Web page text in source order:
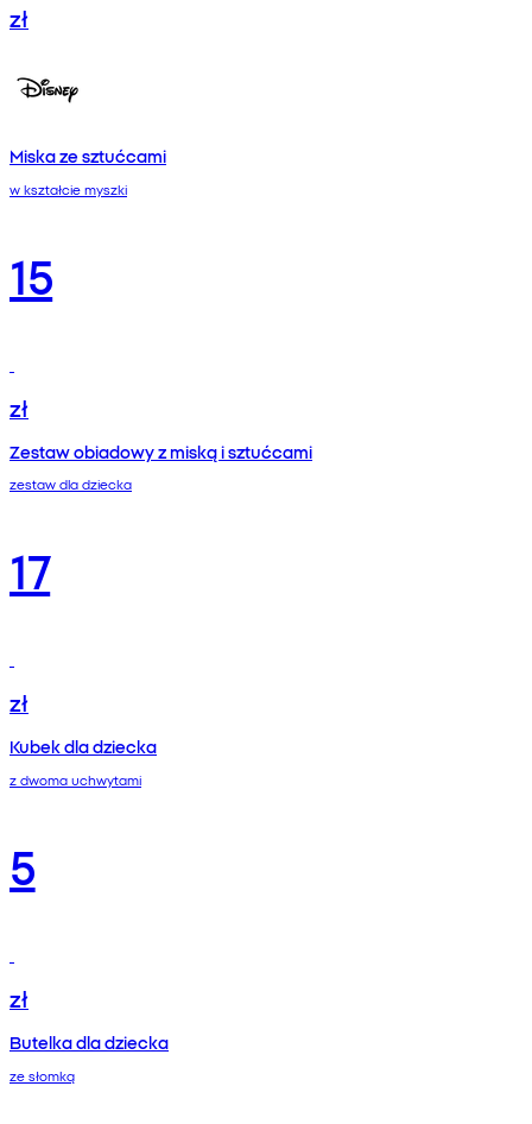
zł
Miska ze sztućcami
w kształcie myszki
15
zł
Zestaw obiadowy z miską i sztućcami
zestaw dla dziecka
17
zł
Kubek dla dziecka
z dwoma uchwytami
5
zł
Butelka dla dziecka
ze słomką